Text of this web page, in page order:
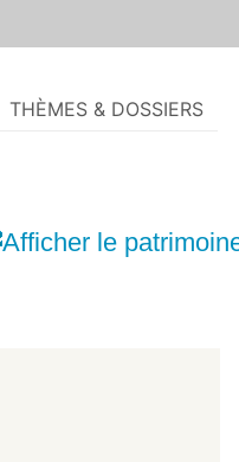
THÈMES & DOSSIERS